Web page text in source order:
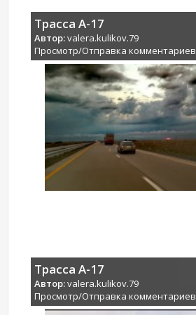
Трасса А-17
Автор:valera.kulikov.79
Просмотр/Отправка комментариев
Трасса А-17
Автор:valera.kulikov.79
Просмотр/Отправка комментариев